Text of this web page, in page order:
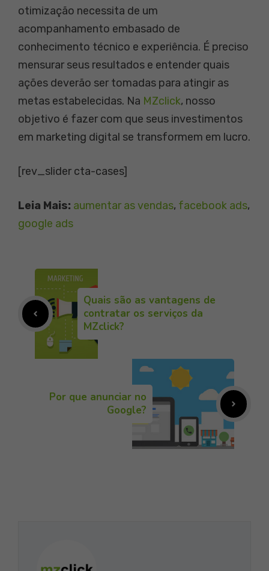
otimização necessita de um
acompanhamento embasado de
conhecimento técnico e experiência. É preciso
mensurar seus resultados e entender quais
ações deverão ser tomadas para atingir as
metas estabelecidas. Na MZclick, nosso
objetivo é fazer com que seus investimentos
em marketing digital se transformem em lucro.
[rev_slider cta-cases]
Leia Mais: aumentar as vendas, facebook ads
google ads
Quais são as vantagens de
contratar os serviços da
MZclick?
Por que anunciar no
Google?